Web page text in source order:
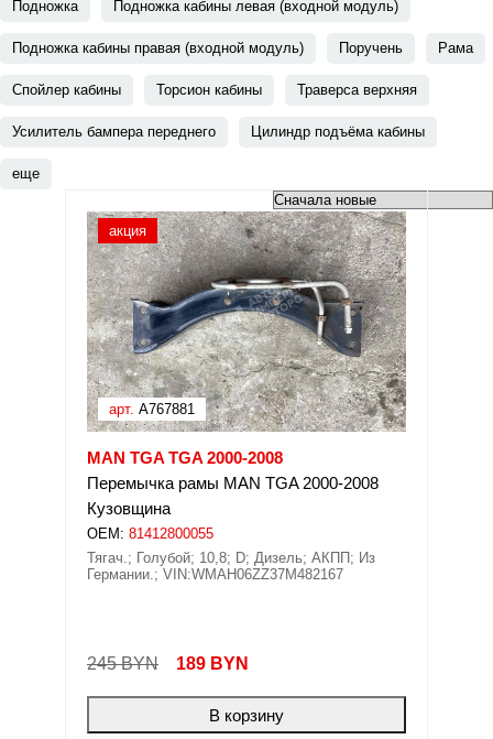
Подножка Подножка кабины левая (входной модуль)
Подножка кабины правая (входной модуль) Поручень Рама
Спойлер кабины Торсион кабины Траверса верхняя
Усилитель бампера переднего Цилиндр подъёма кабины
еще
акция
арт. A767881
MAN TGA TGA 2000-2008
Перемычка рамы MAN TGA 2000-2008
Кузовщина
OEM: 81412800055
Тягач.; Голубой; 10,8; D; Дизель; АКПП; Из
Германии.; VIN:WMAH06ZZ37M482167
245 BYN 189 BYN
В корзину